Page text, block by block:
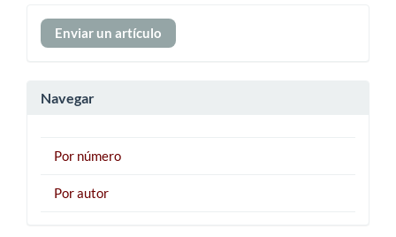
Enviar
un
Enviar un artículo
Navegar
Por número
Por autor